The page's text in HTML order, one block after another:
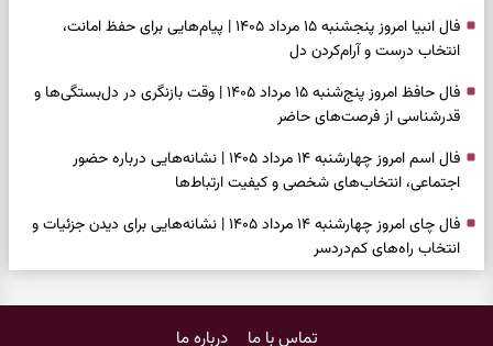
فال انبیا امروز پنجشنبه ۱۵ مرداد ۱۴۰۵ | پیام‌هایی برای حفظ امانت،
انتخاب درست و آرام‌کردن دل
فال حافظ امروز پنج‌شنبه ۱۵ مرداد ۱۴۰۵ | وقت بازنگری در دل‌بستگی‌ها و
قدرشناسی از فرصت‌های حاضر
فال اسم امروز چهارشنبه ۱۴ مرداد ۱۴۰۵ | نشانه‌هایی درباره حضور
اجتماعی، انتخاب‌های شخصی و کیفیت ارتباط‌ها
فال چای امروز چهارشنبه ۱۴ مرداد ۱۴۰۵ | نشانه‌هایی برای دیدن جزئیات و
انتخاب راه‌های کم‌دردسر
تماس با ما درباره ما